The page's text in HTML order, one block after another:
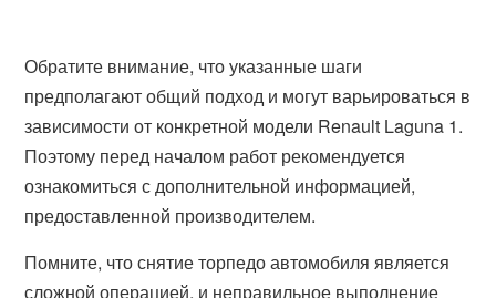
Обратите внимание, что указанные шаги
предполагают общий подход и могут варьироваться в
зависимости от конкретной модели Renault Laguna 1.
Поэтому перед началом работ рекомендуется
ознакомиться с дополнительной информацией,
предоставленной производителем.
Помните, что снятие торпедо автомобиля является
сложной операцией, и неправильное выполнение